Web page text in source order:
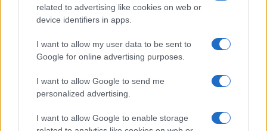
related to advertising like cookies on web or
device identifiers in apps.
I want to allow my user data to be sent to
Google for online advertising purposes.
I want to allow Google to send me
personalized advertising.
I want to allow Google to enable storage